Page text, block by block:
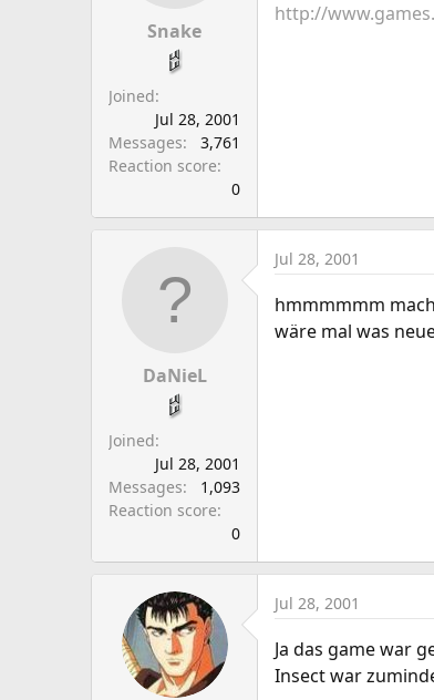
Snake
Joined
Jul 28, 2001
Messages
3,761
Reaction score
0
http://
DaNieL
Joined
Jul 28, 2001
Messages
1,093
Reaction score
0
Jul 28, 2001
hmmmmmm
wäre mal was
Jul 28, 2001
Ja das game war
Insect war